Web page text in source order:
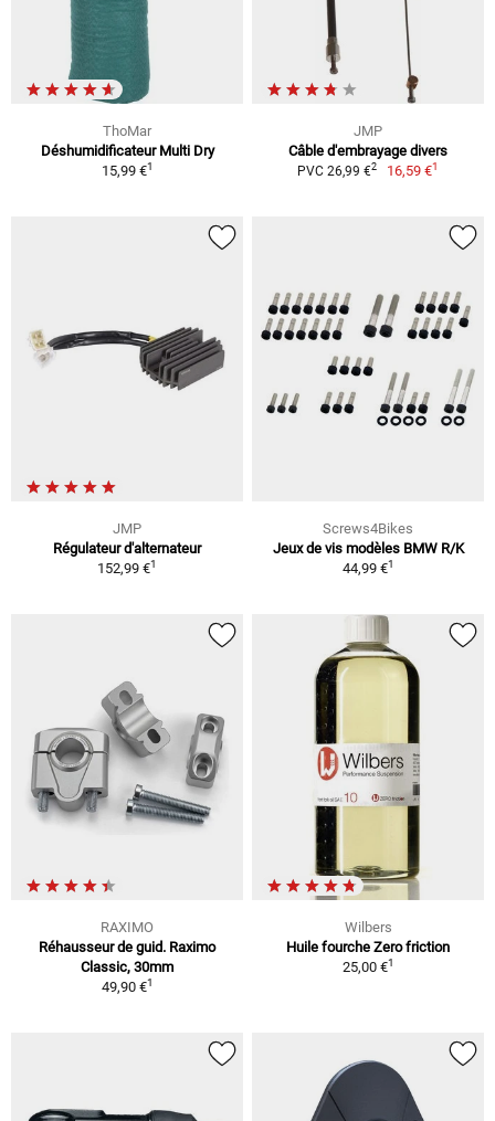
ThoMar
Déshumidificateur Multi Dry
15,99 €1
JMP
Câble d'embrayage divers
PVC 26,99 €2 16,59 €1
JMP
Régulateur d'alternateur
152,99 €1
Screws4Bikes
Jeux de vis modèles BMW R/K
44,99 €1
RAXIMO
Réhausseur de guid. Raximo
Classic, 30mm
49,90 €1
Wilbers
Huile fourche Zero friction
25,00 €1